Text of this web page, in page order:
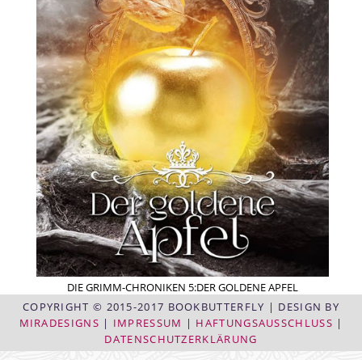
DIE GRIMM-CHRONIKEN 5:DER GOLDENE APFEL
COPYRIGHT © 2015-2017 BOOKBUTTERFLY | DESIGN BY
MIRADESIGNS | IMPRESSUM | HAFTUNGSAUSSCHLUSS |
DATENSCHUTZERKLÄRUNG